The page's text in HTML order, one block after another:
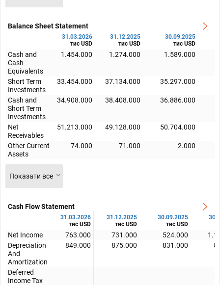
Balance Sheet Statement
31.03.2026
тис USD
31.12.2025
тис USD
30.09.2025
тис USD
Cash and
Cash
Equivalents
1.454.000 1.274.000 1.589.000
Short Term
Investments
33.454.000 37.134.000 35.297.000
Cash and
Short Term
Investments
34.908.000 38.408.000 36.886.000
Net
Receivables
51.213.000 49.128.000 50.704.000
Other Current
Assets
74.000 71.000 2.000
Показати все
Cash Flow Statement
31.03.2026
тис USD
31.12.2025
тис USD
30.09.2025
тис USD
Net Income 763.000 731.000 524.000
Depreciation
And
Amortization
849.000 875.000 831.000
Deferred
Income Tax